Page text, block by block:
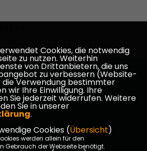
Uhr
Kreisverbandes Darmstadt-
Kontakt
Cookies, die notwendig
zu nutzen. Weiterhin
von Drittanbietern, die uns
zu verbessern (Website-
Verwendung bestimmter
wir Ihre Einwilligung. Ihre
Sie jederzeit widerrufen. Weitere
Sie in unserer
.
Cookies (Übersicht)
werden allein für den
der Webseite benötigt.